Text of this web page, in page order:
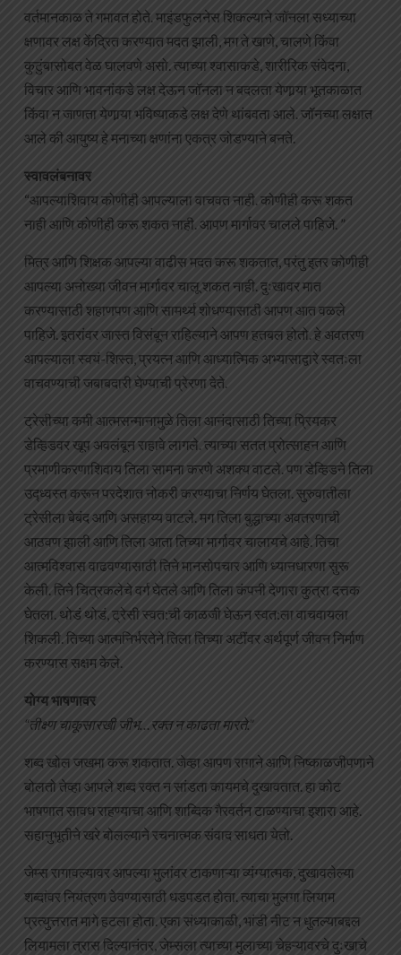
वर्तमानकाळ ते गमावत होते. माइंडफुलनेस शिकल्याने जॉनला सध्याच्या
क्षणावर लक्ष केंद्रित करण्यात मदत झाली, मग ते खाणे, चालणे किंवा
कुटुंबासोबत वेळ घालवणे असो. त्याच्या श्वासाकडे, शारीरिक संवेदना,
विचार आणि भावनांकडे लक्ष देऊन जॉनला न बदलता येणार्‍या भूतकाळात
किंवा न जाणता येणार्‍या भविष्याकडे लक्ष देणे थांबवता आले. जॉनच्या लक्षात
आले की आयुष्य हे मनाच्या क्षणांना एकत्र जोडण्याने बनते.
स्वावलंबनावर
“आपल्याशिवाय कोणीही आपल्याला वाचवत नाही. कोणीही करू शकत
नाही आणि कोणीही करू शकत नाही. आपण मार्गावर चालले पाहिजे. ”
मित्र आणि शिक्षक आपल्या वाढीस मदत करू शकतात, परंतु इतर कोणीही
आपल्या अनोख्या जीवन मार्गावर चालू शकत नाही. दुःखावर मात
करण्यासाठी शहाणपण आणि सामर्थ्य शोधण्यासाठी आपण आत वळले
पाहिजे. इतरांवर जास्त विसंबून राहिल्याने आपण हतबल होतो. हे अवतरण
आपल्याला स्वयं-शिस्त, प्रयत्न आणि आध्यात्मिक अभ्यासाद्वारे स्वतःला
वाचवण्याची जबाबदारी घेण्याची प्रेरणा देते.
ट्रेसीच्या कमी आत्मसन्मानामुळे तिला आनंदासाठी तिच्या प्रियकर
डेव्हिडवर खूप अवलंबून राहावे लागले. त्याच्या सतत प्रोत्साहन आणि
प्रमाणीकरणाशिवाय तिला सामना करणे अशक्य वाटले. पण डेव्हिडने तिला
उद्ध्वस्त करून परदेशात नोकरी करण्याचा निर्णय घेतला. सुरुवातीला
ट्रेसीला बेबंद आणि असहाय्य वाटले. मग तिला बुद्धाच्या अवतरणाची
आठवण झाली आणि तिला आता तिच्या मार्गावर चालायचे आहे. तिचा
आत्मविश्वास वाढवण्यासाठी तिने मानसोपचार आणि ध्यानधारणा सुरू
केली. तिने चित्रकलेचे वर्ग घेतले आणि तिला कंपनी देणारा कुत्रा दत्तक
घेतला. थोडं थोडं, ट्रेसी स्वत:ची काळजी घेऊन स्वत:ला वाचवायला
शिकली. तिच्या आत्मनिर्भरतेने तिला तिच्या अटींवर अर्थपूर्ण जीवन निर्माण
करण्यास सक्षम केले.
योग्य भाषणावर
“तीक्ष्ण चाकूसारखी जीभ…रक्त न काढता मारते.”
शब्द खोल जखमा करू शकतात. जेव्हा आपण रागाने आणि निष्काळजीपणाने
बोलतो तेव्हा आपले शब्द रक्त न सांडता कायमचे दुखावतात. हा कोट
भाषणात सावध राहण्याचा आणि शाब्दिक गैरवर्तन टाळण्याचा इशारा आहे.
सहानुभूतीने खरे बोलल्याने रचनात्मक संवाद साधता येतो.
जेम्स रागावल्यावर आपल्या मुलांवर टाकणाऱ्या व्यंग्यात्मक, दुखावलेल्या
शब्दांवर नियंत्रण ठेवण्यासाठी धडपडत होता. त्याचा मुलगा लियाम
प्रत्युत्तरात मागे हटला होता. एका संध्याकाळी, भांडी नीट न धुतल्याबद्दल
लियामला त्रास दिल्यानंतर, जेम्सला त्याच्या मुलाच्या चेहऱ्यावरचे दुःखाचे